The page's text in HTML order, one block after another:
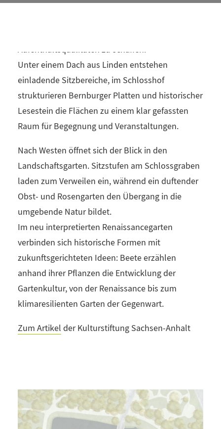
Unser Konzept für den Freiraum folgt dem
Aufenthaltsqualitäten zu schaffen:
Unter einem Dach aus Linden entstehen
einladende Sitzbereiche, im Schlosshof
strukturieren Bernburger Platten und historischer
Lesestein die Flächen zu einem klar gefassten
Raum für Begegnung und Veranstaltungen.
Nach Westen öffnet sich der Blick in den
Landschaftsgarten. Sitzstufen am Schlossgraben
laden zum Verweilen ein, während ein duftender
Obst- und Rosengarten den Übergang in die
umgebende Natur bildet.
Im neu interpretierten Renaissancegarten
verbinden sich historische Formen mit
zukunftsgerichteten Ideen: Beete erzählen
anhand ihrer Pflanzen die Entwicklung der
Gartenkultur, von der Renaissance bis zum
klimaresilienten Garten der Gegenwart.
Zum Artikel der Kulturstiftung Sachsen-Anhalt